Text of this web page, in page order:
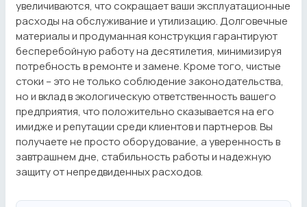
увеличиваются, что сокращает ваши эксплуатационные
расходы на обслуживание и утилизацию. Долговечные
материалы и продуманная конструкция гарантируют
бесперебойную работу на десятилетия, минимизируя
потребность в ремонте и замене. Кроме того, чистые
стоки – это не только соблюдение законодательства,
но и вклад в экологическую ответственность вашего
предприятия, что положительно сказывается на его
имидже и репутации среди клиентов и партнеров. Вы
получаете не просто оборудование, а уверенность в
завтрашнем дне, стабильность работы и надежную
защиту от непредвиденных расходов.